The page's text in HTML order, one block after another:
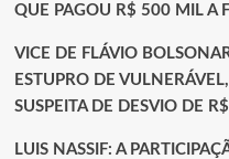
QUE PAGOU R$ 500 MIL A
VICE DE FLÁVIO
ESTUPRO DE
SUSPEITA DE DESVIO DE
LUIS NASSIF: A